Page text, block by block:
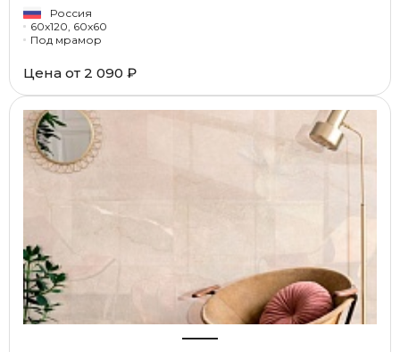
Россия
60x120, 60x60
Под мрамор
Цена от 2 090 ₽